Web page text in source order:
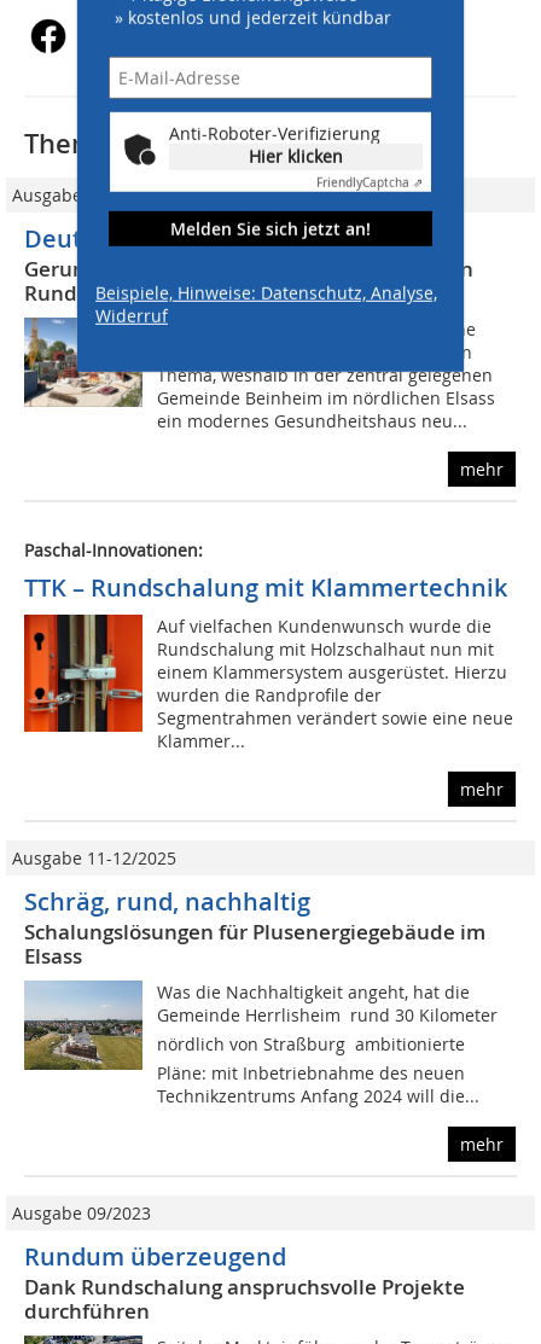
» kostenlos und jederzeit kündbar
Anti-Roboter-Verifizierung
Hier klicken
FriendlyCaptcha ⇗
Melden Sie sich jetzt an!
Beispiele, Hinweise: Datenschutz, Analyse,
Widerruf
Thematisch passende Artikel:
Ausgabe 05/2019
Deutsch-französische Freundschaft
Gerundetes Medicalcenter zur medizinischen
Rundumversorgung
Auch in Frankreich ist die medizinische
Versorgung in ländlichen Regionen ein
Thema, weshalb in der zentral gelegenen
Gemeinde Beinheim im nördlichen Elsass
ein modernes Gesundheitshaus neu...
mehr
Paschal-Innovationen:
TTK – Rundschalung mit Klammertechnik
Auf vielfachen Kundenwunsch wurde die
Rundschalung mit Holzschalhaut nun mit
einem Klammersystem ausgerüstet. Hierzu
wurden die Randprofile der
Segmentrahmen verändert sowie eine neue
Klammer...
mehr
Ausgabe 11-12/2025
Schräg, rund, nachhaltig
Schalungslösungen für Plusenergiegebäude im
Elsass
Was die Nachhaltigkeit angeht, hat die
Gemeinde Herrlisheim  rund 30 Kilometer
nördlich von Straßburg  ambitionierte
Pläne: mit Inbetriebnahme des neuen
Technikzentrums Anfang 2024 will die...
mehr
Ausgabe 09/2023
Rundum überzeugend
Dank Rundschalung anspruchsvolle Projekte
durchführen